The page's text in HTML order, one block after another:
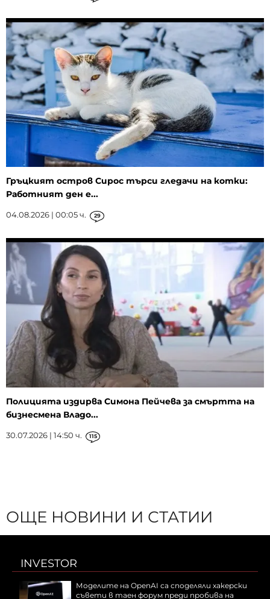
Гръцкият остров Сирос търси гледачи на котки:
Работният ден е...
04.08.2026 | 00:05 ч. 29
Полицията издирва Симона Пейчева за смъртта на
бизнесмена Владо...
30.07.2026 | 14:50 ч. 115
ОЩЕ НОВИНИ И СТАТИИ
INVESTOR
Моделите на OpenAI са споделяли хакерски
съвети в таен форум преди пробива на